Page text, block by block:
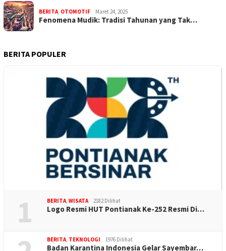
BERITA, OTOMOTIF Maret 24, 2025
Fenomena Mudik: Tradisi Tahunan yang Tak…
BERITA POPULER
1 BERITA, WISATA 2182 Dilihat
Logo Resmi HUT Pontianak Ke-252 Resmi Di…
BERITA, TEKNOLOGI 1976 Dilihat
Badan Karantina Indonesia Gelar Sayembar…